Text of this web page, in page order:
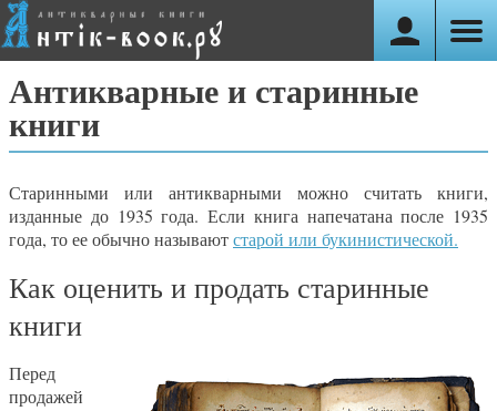
Антикварные и старинные
книги
Старинными или антикварными можно считать книги,
изданные до 1935 года. Если книга напечатана после 1935
года, то ее обычно называютстарой или букинистической.
Как оценить и продать старинные
книги
Перед
продажей